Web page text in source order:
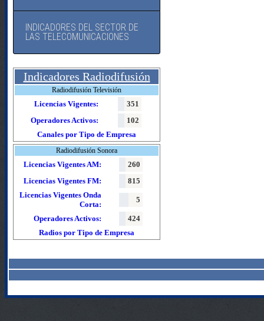
INDICADORES DEL SECTOR DE
LAS TELECOMUNICACIONES
Indicadores Radiodifusión
Radiodifusión Televisión
Licencias Vigentes:
351
Operadores Activos:
102
Canales por Tipo de Empresa
Radiodifusión Sonora
Licencias Vigentes AM:
260
Licencias Vigentes FM:
815
Licencias Vigentes Onda
Corta:
5
Operadores Activos:
424
Radios por Tipo de Empresa